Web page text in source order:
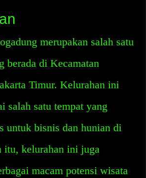
merupakan salah satu
berada di Kecamatan
Timur. Kelurahan ini
salah satu tempat yang
untuk bisnis dan hunian di
itu, kelurahan ini juga
macam potensi wisata